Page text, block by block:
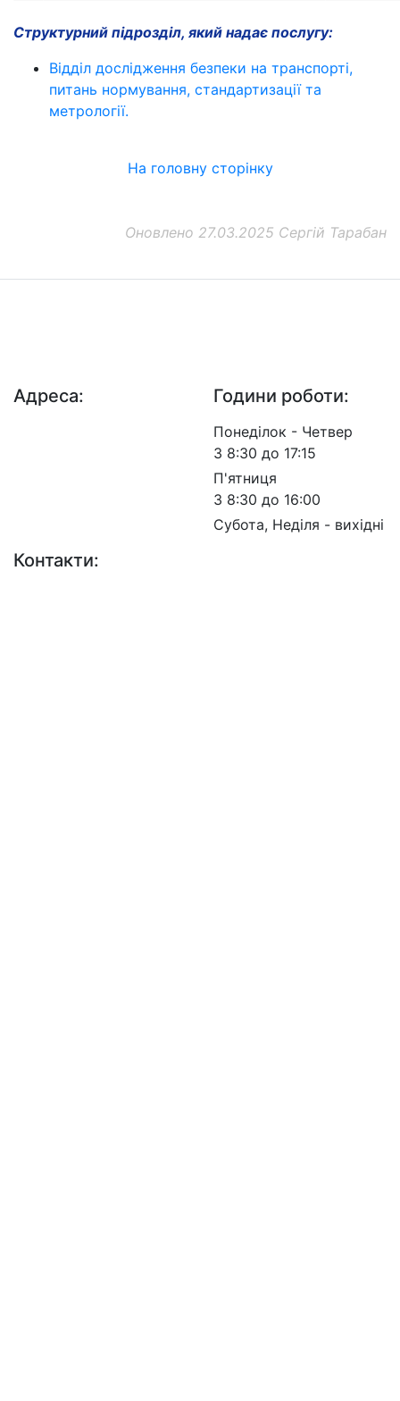
Структурний підрозділ, який надає послугу:
Відділ дослідження безпеки на транспорті,
питань нормування, стандартизації та
метрології.
На головну сторінку
Оновлено 27.03.2025 Сергій Тарабан
Адреса: Години роботи:
Понеділок - Четвер
З 8:30 до 17:15
П'ятниця
З 8:30 до 16:00
Субота, Неділя - вихідні
Контакти: